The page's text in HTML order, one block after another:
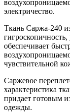
электричество.
Ткань Саржа-240
обеспечивает
чувствительной
Саржевое
характеристика
придает готовым
одежды.